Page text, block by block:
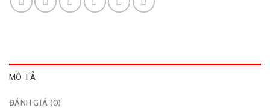
MÔ TẢ
ĐÁNH GIÁ (0)